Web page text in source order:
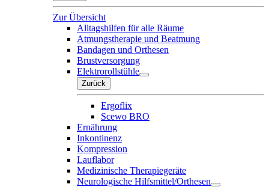
Zur Übersicht
Alltagshilfen für alle Räume
Atmungstherapie und Beatmung
Bandagen und Orthesen
Brustversorgung
Elektrorollstühle
Zurück
Ergoflix
Scewo BRO
Ernährung
Inkontinenz
Kompression
Lauflabor
Medizinische Therapiegeräte
Neurologische Hilfsmittel/Orthesen